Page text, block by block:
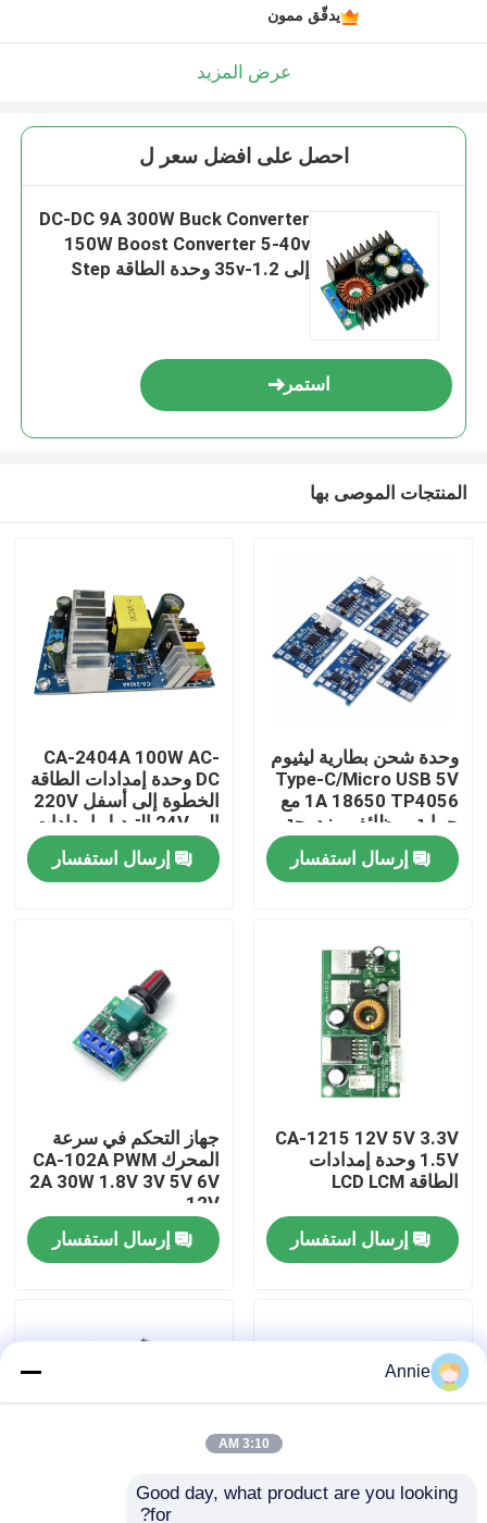
منتجات
معلومات عنا
جولة في المصنع
مراقبة الجودة
اتصل بنا
القضايا
يدقّق ممون
عرض المزيد
احصل على افضل سعر ل
DC-DC 9A 300W Buck Converter
150W Boost Converter 5-40v
إلى 1.2-35v وحدة الطاقة Step
استمر
المنتجات الموصى بها
وحدة شحن بطارية ليثيوم
Type-C/Micro USB 5V
1A 18650 TP4056 مع
حماية ووظائف مزدوجة
إرسال استفسار
CA-2404A 100W AC-
DC وحدة إمدادات الطاقة
الخطوة إلى أسفل 220V
إلى 24V التبديل إمدادات
الطاقة
إرسال استفسار
CA-1215 12V 5V 3.3V
1.5V وحدة إمدادات
الطاقة LCD LCM
إرسال استفسار
جهاز التحكم في سرعة
المحرك CA-102A PWM
2A 30W 1.8V 3V 5V 6V
12V
إرسال استفسار
Annie
3:10 AM
Good day, what product are you looking
for?